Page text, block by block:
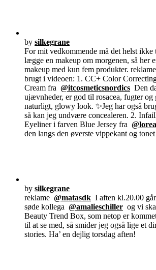
by silkegrane
For mit vedkommende må det helst ikke
lægge en makeup om morgenen, så her
makeup med kun fem produkter.
brugt i videoen: 1. CC+ Color
Cream fra @itcosmeticsnordics Den
ujævnheder, er god til rosacea, fugter og
naturligt, glowy look. ✨Jeg har også
så kan jeg undvære concealeren. 2.
Eyeliner i farven Blue Jersey fra
den langs den øverste vippekant og
by silkegrane
reklame @matasdk I aften kl.20.00
søde kollega @amalieschiller og vi
Beauty Trend Box, som netop er
til at se med, så smider jeg også lige et
stories. Ha’ en dejlig torsdag aften!